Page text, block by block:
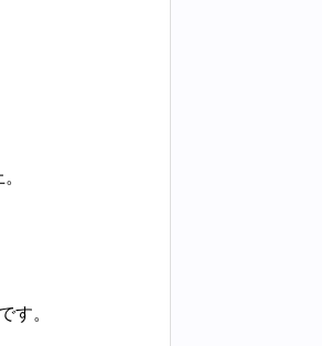
す。